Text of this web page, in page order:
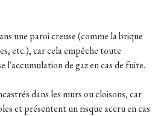
une paroi creuse (comme la brique
etc.), car cela empêche toute
l'accumulation de gaz en cas de fuite.
dans les murs ou cloisons, car
et présentent un risque accru en cas